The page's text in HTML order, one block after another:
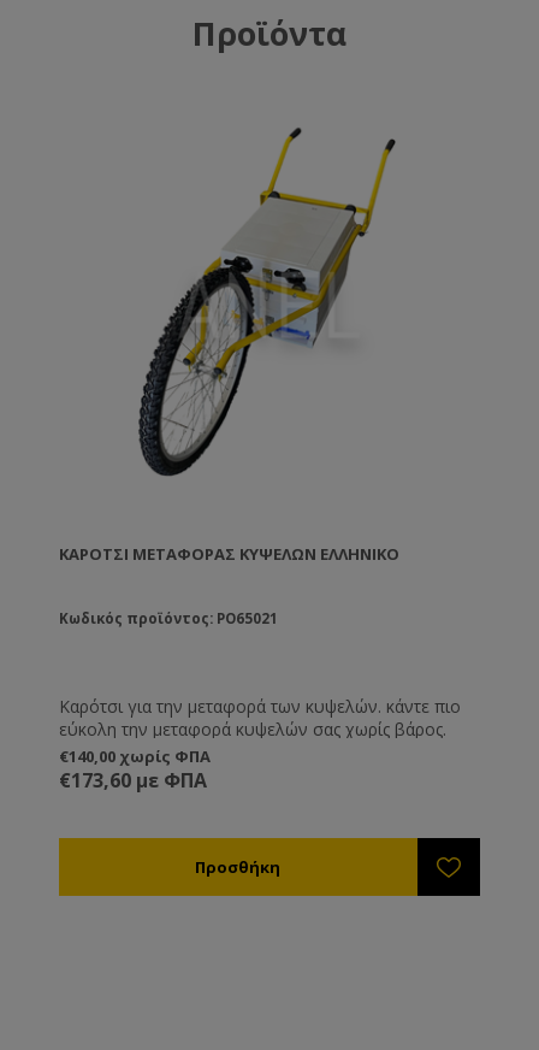
Προϊόντα
ΚΑΡΌΤΣΙ ΜΕΤΑΦΟΡΆΣ ΚΥΨΕΛΏΝ ΕΛΛΗΝΙΚΌ
Κωδικός προϊόντος: PO65021
Καρότσι για την μεταφορά των κυψελών. κάντε πιο
εύκολη την μεταφορά κυψελών σας χωρίς βάρος.
€140,00 χωρίς ΦΠΑ
€173,60 με ΦΠΑ